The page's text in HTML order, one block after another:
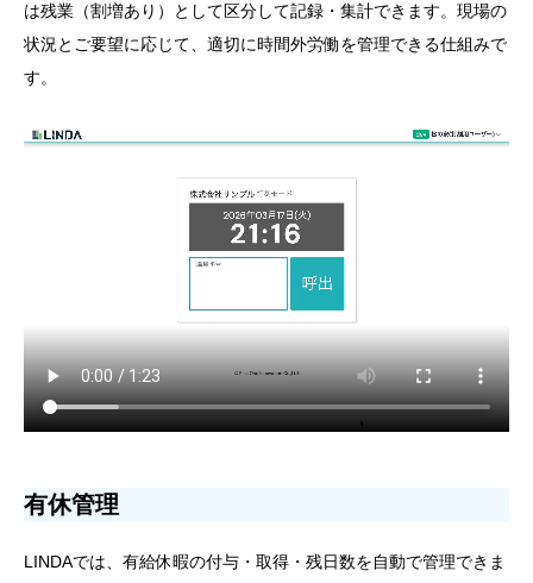
は残業（割増あり）として区分して記録・集計できます。現場の
状況とご要望に応じて、適切に時間外労働を管理できる仕組みで
す。
有休管理
LINDAでは、有給休暇の付与・取得・残日数を自動で管理できま